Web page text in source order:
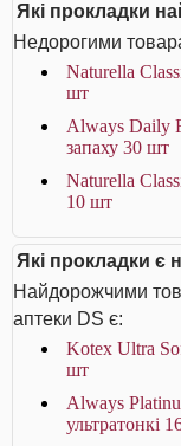
Які прокладки
Недорогими
Naturella
шт
Always Daily
запаху 30 шт
Naturella
10 шт
Які прокладки є
Найдорожчими
аптеки DS є:
Kotex Ultra
шт
Always
ультратонкі